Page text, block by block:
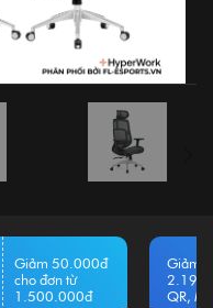
Giảm 50.000đ
cho đơn từ
1.500.000đ
Giảm
QR,